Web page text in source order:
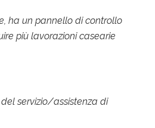
ha un pannello di controllo
più lavorazioni casearie
servizio/assistenza di